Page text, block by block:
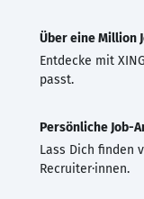
Über eine Million
Entdecke mit
passt.
Persönliche Job-
Lass Dich finden
Recruiter·innen.